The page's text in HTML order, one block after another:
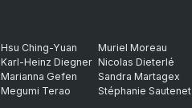
Hsu Ching-Yuan
Karl-Heinz Diegner
Marianna Gefen
Megumi Terao
Muriel Moreau
Nicolas Dieterlé
Sandra Martagex
Stéphanie Sautenet